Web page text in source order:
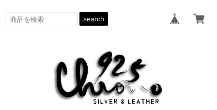
search